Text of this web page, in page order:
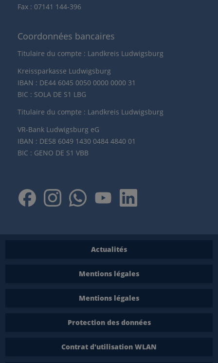
Fax : 07141 144-396
Coordonnées bancaires
Titulaire du compte : Landkreis Ludwigsburg
Kreissparkasse Ludwigsburg
IBAN : DE44 6045 0050 0000 0000 31
BIC : SOLA DE S1 LBG
Titulaire du compte : Landkreis Ludwigsburg
VR-Bank Ludwigsburg eG
IBAN : DE58 6049 1430 0484 4840 01
BIC : GENO DE S1 VBB
Actualités
Mentions légales
Mentions légales
Protection des données
Contrat d'utilisation WLAN